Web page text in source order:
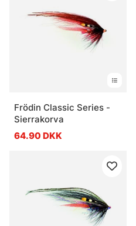
Frödin Classic Series -
Sierrakorva
64.90 DKK